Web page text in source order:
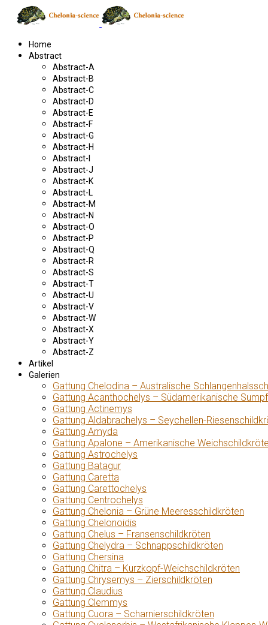
Home
Abstract
Abstract-A
Abstract-B
Abstract-C
Abstract-D
Abstract-E
Abstract-F
Abstract-G
Abstract-H
Abstract-I
Abstract-J
Abstract-K
Abstract-L
Abstract-M
Abstract-N
Abstract-O
Abstract-P
Abstract-Q
Abstract-R
Abstract-S
Abstract-T
Abstract-U
Abstract-V
Abstract-W
Abstract-X
Abstract-Y
Abstract-Z
Artikel
Galerien
Gattung Chelodina – Australische
Gattung Acanthochelys – Südamerikanische
Gattung Actinemys
Gattung Aldabrachelys – Seychellen-
Gattung Amyda
Gattung Apalone – Amerikanische
Gattung Astrochelys
Gattung Batagur
Gattung Caretta
Gattung Carettochelys
Gattung Centrochelys
Gattung Chelonia – Grüne Meeresschildkröten
Gattung Chelonoidis
Gattung Chelus – Fransenschildkröten
Gattung Chelydra – Schnappschildkröten
Gattung Chersina
Gattung Chitra – Kurzkopf-Weichschildkröten
Gattung Chrysemys – Zierschildkröten
Gattung Claudius
Gattung Clemmys
Gattung Cuora – Scharnierschildkröten